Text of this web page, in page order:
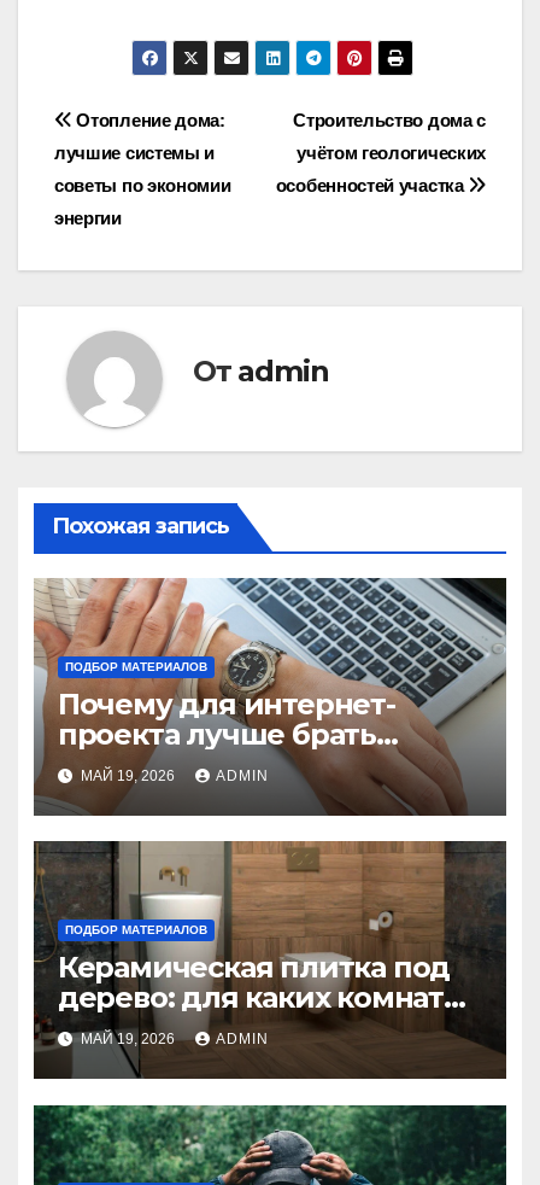
Навигация
по
записям
Строительство дома с
учётом геологических
особенностей участка
Отопление дома:
лучшие системы и
советы по экономии
энергии
От admin
Похожая запись
ПОДБОР МАТЕРИАЛОВ
Почему для интернет-
проекта лучше брать
отдельный сервер:
преимущества и ключевые
аспекты
МАЙ 19, 2026 ADMIN
ПОДБОР МАТЕРИАЛОВ
Керамическая плитка под
дерево: для каких комнат
подойдет?
МАЙ 19, 2026 ADMIN